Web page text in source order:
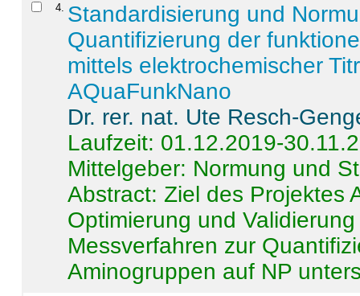
4 Standardisierung und
Quantifizierung der
mittels elektrochemischer
AQuaFunkNano
Dr. rer. nat. Ute Resch-
Laufzeit: 01.12.2019-
Mittelgeber: Normung und
Abstract:Ziel des Projektes
Optimierung und
Messverfahren zur
Aminogruppen auf NP